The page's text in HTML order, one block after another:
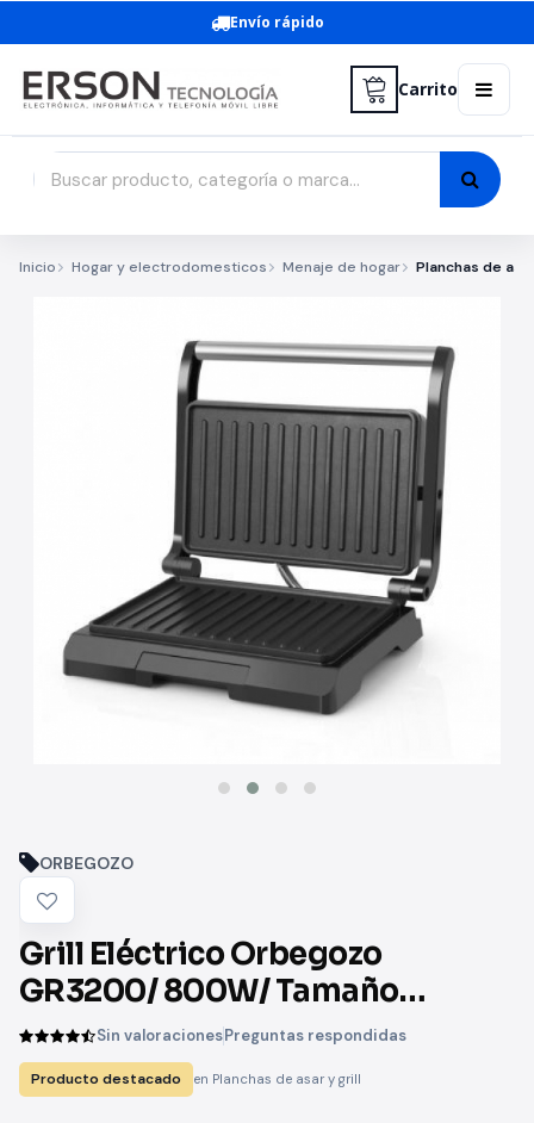
Envío rápido
Carrito
Inicio Hogar y electrodomesticos Menaje de hogar Planchas de
ORBEGOZO
Grill Eléctrico Orbegozo
GR3200/ 800W/ Tamaño
230*145mm
Sin valoracionesPreguntas respondidas
Producto destacado en Planchas de asar y grill